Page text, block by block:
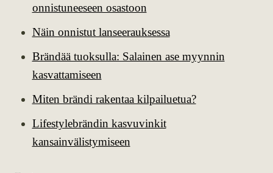
onnistuneeseen osastoon
Näin onnistut lanseerauksessa
Brändää tuoksulla: Salainen ase myynnin
kasvattamiseen
Miten brändi rakentaa kilpailuetua?
Lifestylebrändin kasvuvinkit
kansainvälistymiseen